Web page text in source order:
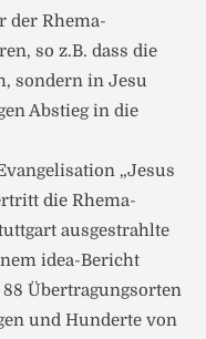
der Rhema-
so z.B. dass die
sondern in Jesu
Abstieg in die
„Jesus
die Rhema-
ausgestrahlte
idea-Bericht
Übertragungsorten
und Hunderte von